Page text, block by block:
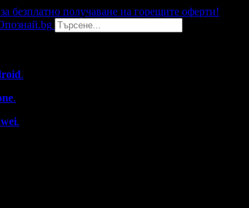
безплатно получаване на горещите оферти!
.
.
.